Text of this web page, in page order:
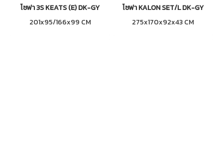
โซฟา 3S KEATS (E) DK-GY
201x95/166x99 CM
โซฟา KALON SET/L DK-GY
275x170x92x43 CM